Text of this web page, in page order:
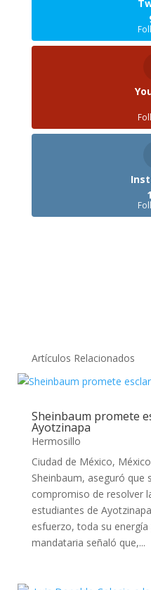
Artículos Relacionados
Sheinbaum promete
Ayotzinapa
Hermosillo
Ciudad de México,
Sheinbaum, aseguró que
compromiso de resolver
estudiantes de
esfuerzo, toda su
mandataria señaló que,...